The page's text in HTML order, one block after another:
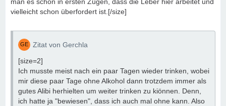
vielleicht schon überfordert ist.[/size]
Zitat von Gerchla
[size=2]
Ich musste meist nach ein paar Tagen wieder trinken, wobei
mir diese paar Tage ohne Alkohol dann trotzdem immer als
gutes Alibi herhielten um weiter trinken zu kiönnen. Denn,
ich hatte ja "bewiesen", dass ich auch mal ohne kann. Also